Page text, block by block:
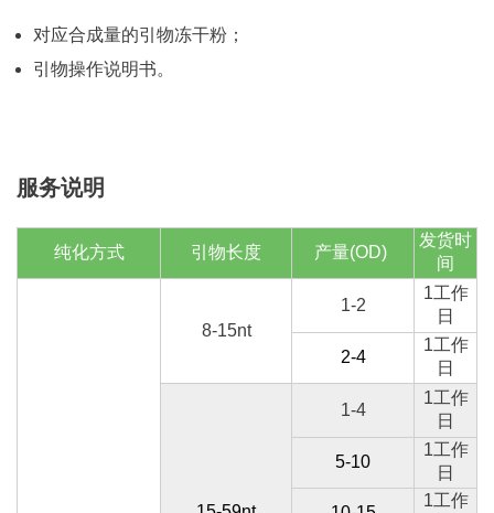
对应合成量的引物冻干粉；
引物操作说明书。
服务说明
纯化方式 引物长度 产量(OD)
发货时
间
8-15nt
1-2
1工作
日
2-4
1工作
日
1-4
1工作
日
5-10
1工作
日
1工作